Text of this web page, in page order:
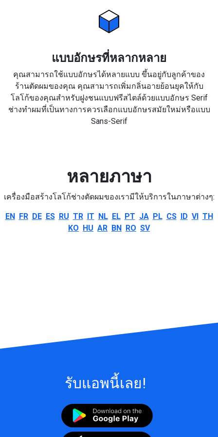
แบบอักษรที่หลากหลาย
คุณสามารถใช้แบบอักษรได้หลายแบบ ขึ้นอยู่กับลูกค้าของ
ร้านตัดผมของคุณ คุณสามารถเพิ่มกลิ่นอายย้อนยุคให้กับ
โลโก้ของคุณสำหรับฝูงชนแบบฟรีสไตล์ด้วยแบบอักษร Serif
ช่างทำผมที่เป็นทางการควรเลือกแบบอักษรสมัยใหม่หรือแบบ
Sans-Serif
หลายภาษา
เครื่องมือสร้างโลโก้ช่างตัดผมของเรามีให้บริการในภาษาต่างๆ:
EN FR DE ES RU TR IT NL EL PT JA PL CS ID VI TH
KO HU AR BN RO SV
รับแอพนี้เลย!